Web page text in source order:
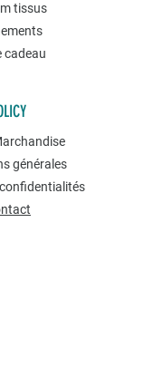
tissus
cadeau
générales